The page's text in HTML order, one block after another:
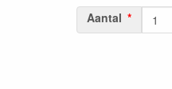
Aantal